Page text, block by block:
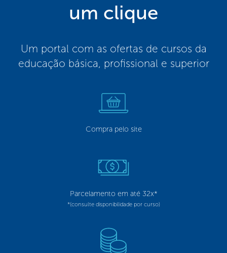
um clique
Um portal com as ofertas de cursos da
educação básica, profissional e superior
Compra pelo site
Parcelamento em até 32x*
*(consulte disponibilidade por curso)